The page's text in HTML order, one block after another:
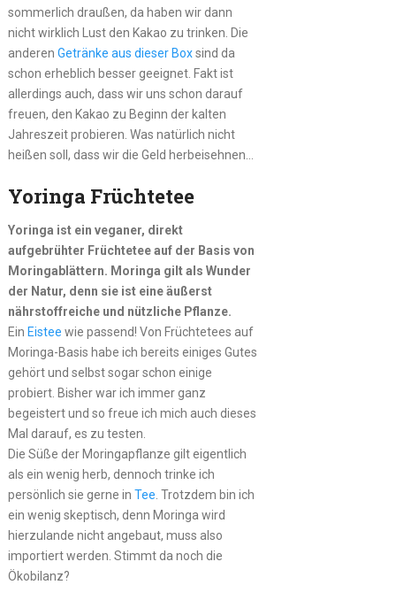
sommerlich draußen, da haben wir dann
nicht wirklich Lust den Kakao zu trinken. Die
anderen Getränke aus dieser Boxsind da
schon erheblich besser geeignet. Fakt ist
allerdings auch, dass wir uns schon darauf
freuen, den Kakao zu Beginn der kalten
Jahreszeit probieren. Was natürlich nicht
heißen soll, dass wir die Geld herbeisehnen…
Yoringa Früchtetee
Yoringa ist ein veganer, direkt
aufgebrühter Früchtetee auf der Basis von
Moringablättern. Moringa gilt als Wunder
der Natur, denn sie ist eine äußerst
nährstoffreiche und nützliche Pflanze.
Ein Eistee wie passend! Von Früchtetees auf
Moringa-Basis habe ich bereits einiges Gutes
gehört und selbst sogar schon einige
probiert. Bisher war ich immer ganz
begeistert und so freue ich mich auch dieses
Mal darauf, es zu testen.
Die Süße der Moringapflanze gilt eigentlich
als ein wenig herb, dennoch trinke ich
persönlich sie gerne in Tee . Trotzdem bin ich
ein wenig skeptisch, denn Moringa wird
hierzulande nicht angebaut, muss also
importiert werden. Stimmt da noch die
Ökobilanz?